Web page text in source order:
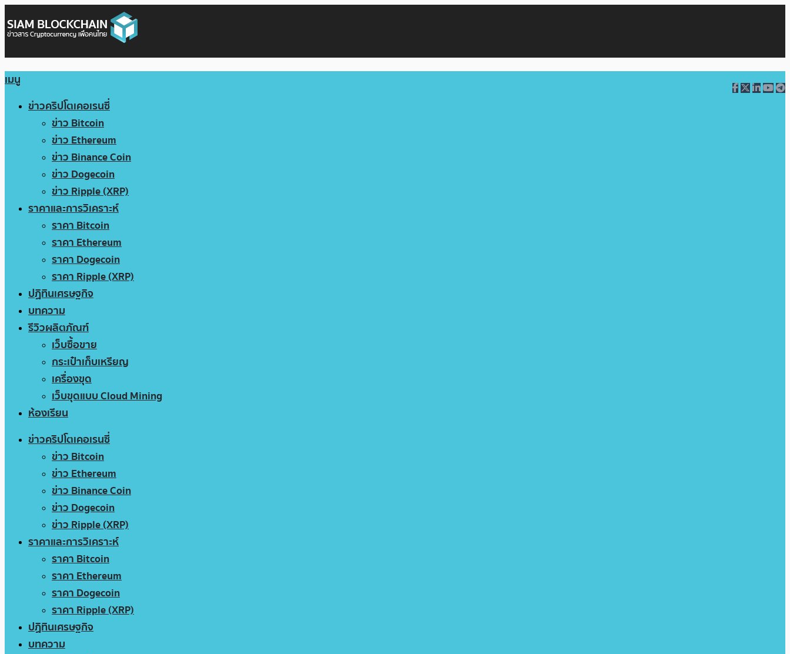
เมนู
ข่าวคริปโตเคอเรนซี่
ข่าว Bitcoin
ข่าว Ethereum
ข่าว Binance Coin
ข่าว Dogecoin
ข่าว Ripple (XRP)
ราคาและการวิเคราะห์
ราคา Bitcoin
ราคา Ethereum
ราคา Dogecoin
ราคา Ripple (XRP)
ปฏิทินเศรษฐกิจ
บทความ
รีวิวผลิตภัณฑ์
เว็บซื้อขาย
กระเป๋าเก็บเหรียญ
เครื่องขุด
เว็บขุดแบบ Cloud Mining
ห้องเรียน
ข่าวคริปโตเคอเรนซี่
ข่าว Bitcoin
ข่าว Ethereum
ข่าว Binance Coin
ข่าว Dogecoin
ข่าว Ripple (XRP)
ราคาและการวิเคราะห์
ราคา Bitcoin
ราคา Ethereum
ราคา Dogecoin
ราคา Ripple (XRP)
ปฏิทินเศรษฐกิจ
บทความ